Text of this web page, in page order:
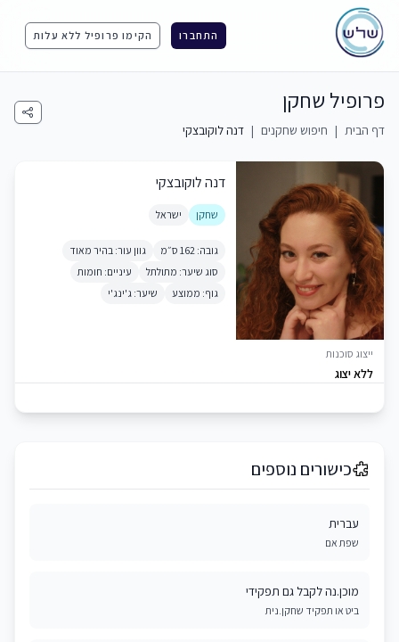
התחברו הקימו פרופיל ללא עלות
פרופיל שחקן
דף הבית | חיפוש שחקנים | דנה לוקובצקי
ייצוג סוכנות
ללא יצוג
דנה לוקובצקי
שחקן ישראל
גובה: 162 ס״מ
גוון עור: בהיר מאוד
סוג שיער: מתולתל
עיניים: חומות
גוף: ממוצע
שיער: ג'ינג'י
כישורים נוספים
עברית
שפת אם
מוכן.נה לקבל גם תפקידי
ביט או תפקיד שחקן.נית